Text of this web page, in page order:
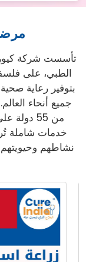
تأسست شركة
الطبي، على
بتوفير رعاية
جميع أنحاء
من 55
خدمات شاملة
نشاطهم